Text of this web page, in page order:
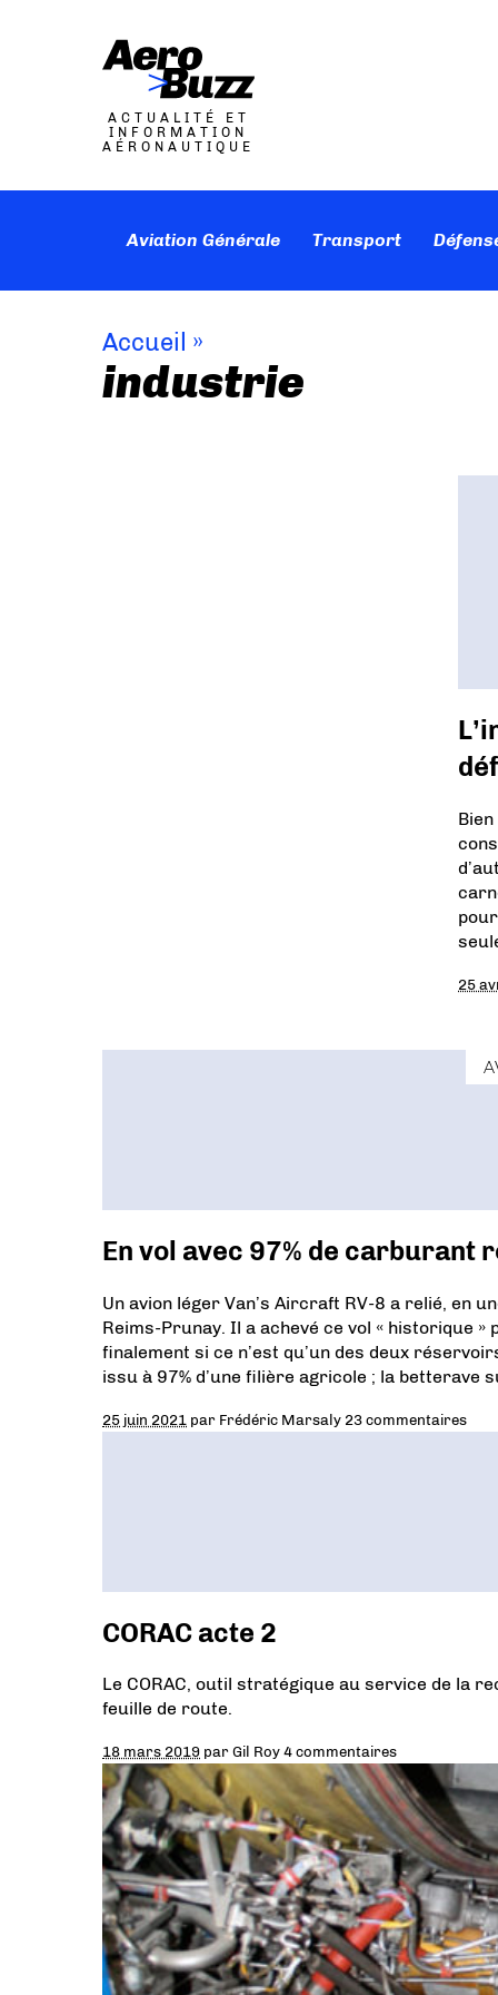
ACTUALITÉ ET
INFORMATION
AÉRONAUTIQUE
Aviation Générale Transport
Accueil »
industrie
25
En vol avec 97% de
Un avion léger Van’s Aircraft RV-8 a relié, en
Reims-Prunay. Il a achevé ce vol « historique
finalement si ce n’est qu’un des deux
issu à 97% d’une filière agricole ; la betterave
25 juin 2021 par Frédéric Marsaly 23 commentaires
CORAC acte 2
Le CORAC, outil stratégique au service de la
feuille de route.
18 mars 2019 parGil Roy4 commentaires